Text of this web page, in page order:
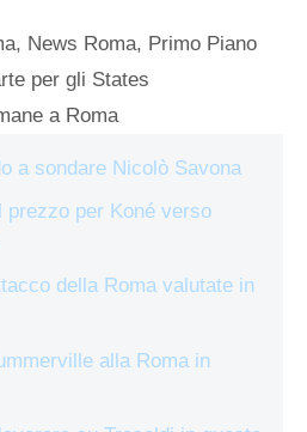
, News Roma, Primo Piano
per gli States
a Roma
a sondare Nicolò Savona
prezzo per Koné verso
della Roma valutate in
alla Roma in